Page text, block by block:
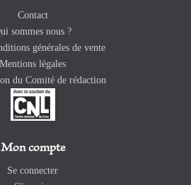
Contact
sommes nous ?
générales de vente
Mentions légales
du Comité de rédaction
Mon compte
Se connecter